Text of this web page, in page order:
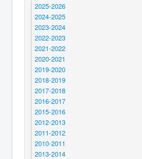
2025-2026
2024-2025
2023-2024
2022-2023
2021-2022
2020-2021
2019-2020
2018-2019
2017-2018
2016-2017
2015-2016
2012-2013
2011-2012
2010-2011
2013-2014